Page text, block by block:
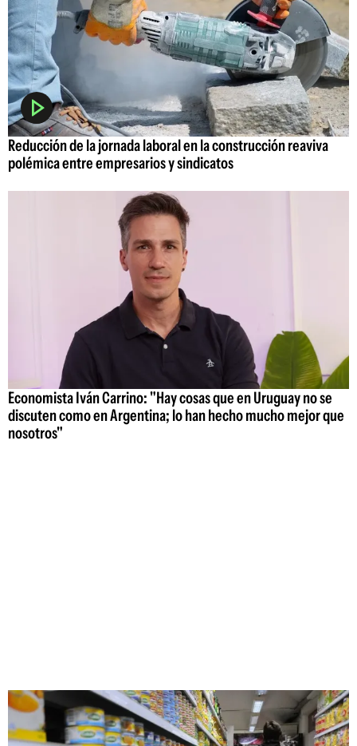
Reducción de la jornada laboral en la construcción reaviva
polémica entre empresarios y sindicatos
Economista Iván Carrino: "Hay cosas que en Uruguay no se
discuten como en Argentina; lo han hecho mucho mejor que
nosotros"